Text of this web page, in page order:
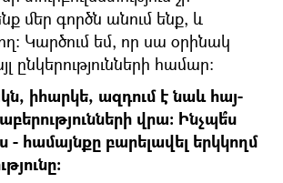
մեր գործն անում ենք, և
Կարծում եմ, որ սա օրինակ
ընկերությունների համար։
իհարկե, ազդում է նաև հայ-
վրա։ Ինչպե՞ս
- համայնքը բարելավել երկկողմ